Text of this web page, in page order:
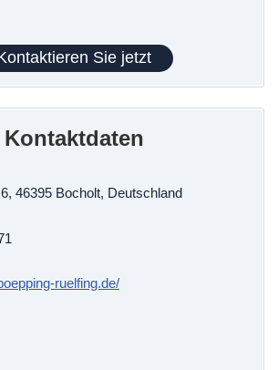
Sie jetzt
Kontaktdaten
46395 Bocholt, Deutschland
ruelfing.de/